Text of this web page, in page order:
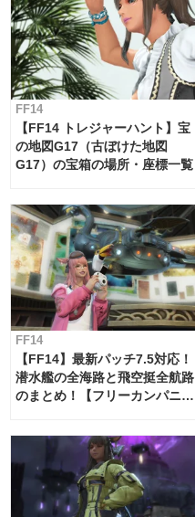
FF14
【FF14 トレジャーハント】宝
の地図G17（古ぼけた地図
G17）の宝箱の場所・座標一覧
FF14
【FF14】最新パッチ7.5対応！
潜水艦の全海路と飛空挺全航路
のまとめ！【フリーカンパニ